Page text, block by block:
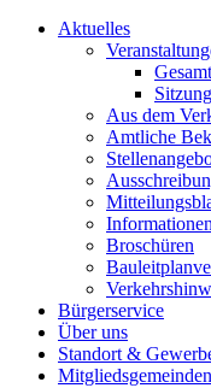
Aktuelles
Aus dem
Amtliche
Broschüren
Bürgerservice
Über uns
Standort &
Mitgliedsgemeinden